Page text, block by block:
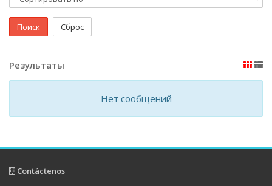
Поиск Сброс
Результаты
Нет сообщений
Contáctenos